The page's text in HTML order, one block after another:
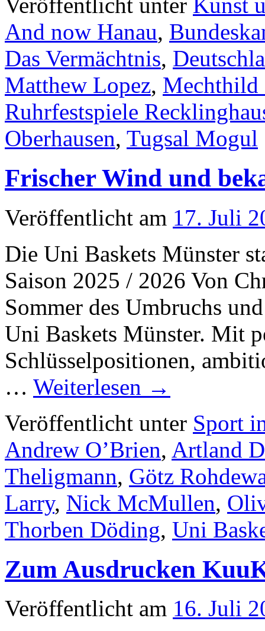
And now Hanau,
Das Vermächtnis,
Matthew Lopez, Mechthild
Ruhrfestspiele
Oberhausen, Tugsal Mogul
Frischer Wind und
Veröffentlicht am 17. Juli
Die Uni Baskets Münster
Saison 2025 / 2026 Von
Sommer des Umbruchs
Uni Baskets Münster. Mit
Schlüsselpositionen,
… Weiterlesen →
Veröffentlicht unter Sport
Andrew O’Brien, Artland
Theligmann, Götz
Larry, Nick McMullen,
Thorben Döding, Uni
Zum Ausdrucken
Veröffentlicht am 16. Juli